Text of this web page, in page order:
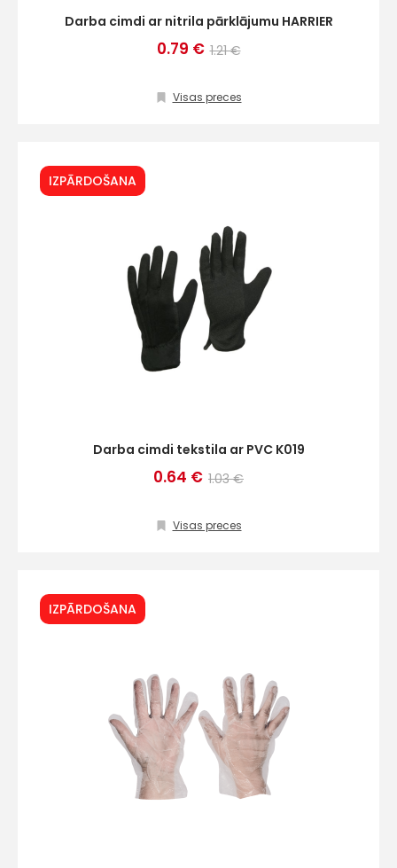
Darba cimdi ar nitrila pārklājumu HARRIER
0.79 € 1.21 €
Visas preces
IZPĀRDOŠANA
Darba cimdi tekstila ar PVC K019
0.64 € 1.03 €
Visas preces
IZPĀRDOŠANA